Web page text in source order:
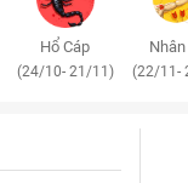
Hổ Cáp
(24/10- 21/11) (22/11-